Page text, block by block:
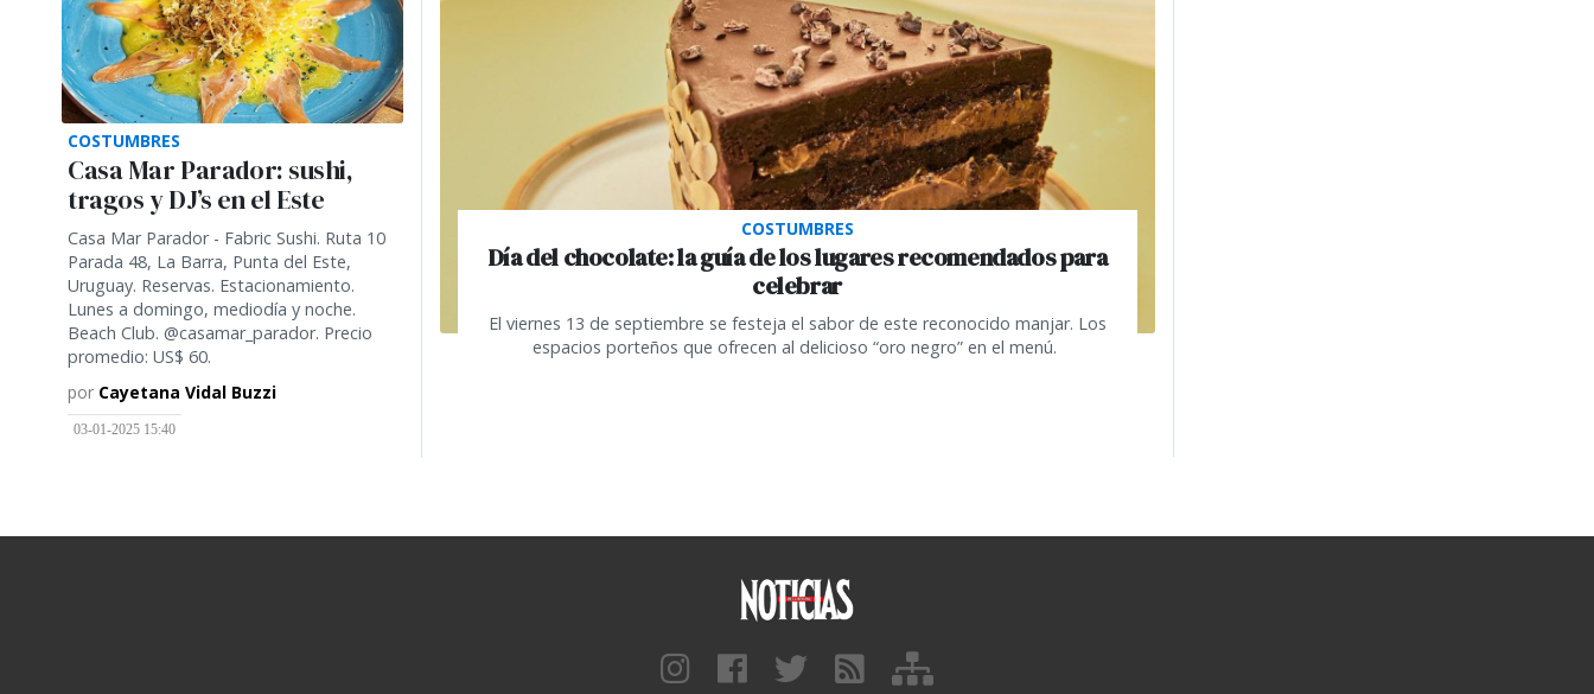
COSTUMBRES
Casa Mar Parador: sushi,
tragos y DJ’s en el Este
Casa Mar Parador - Fabric Sushi. Ruta 10
Parada 48, La Barra, Punta del Este,
Uruguay. Reservas. Estacionamiento.
Lunes a domingo, mediodía y noche.
Beach Club. @casamar_parador. Precio
promedio: US$ 60.
por Cayetana Vidal Buzzi
03-01-2025 15:40
COSTUMBRES
Día del chocolate: la guía de los lugares recomendados para
celebrar
El viernes 13 de septiembre se festeja el sabor de este reconocido manjar. Los
espacios porteños que ofrecen al delicioso “oro negro” en el menú.